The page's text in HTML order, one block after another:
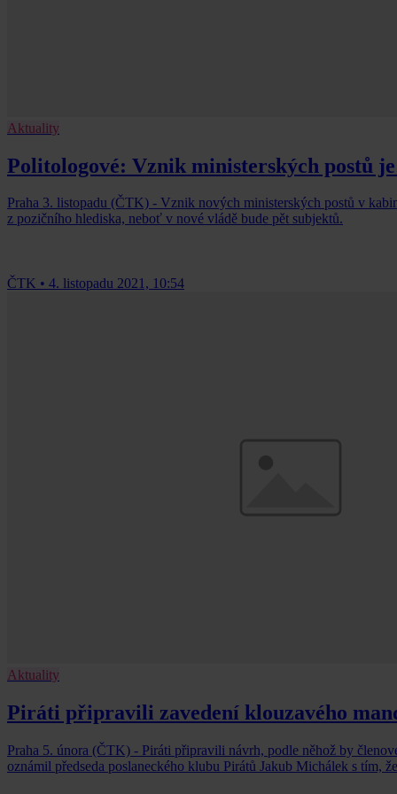
Aktuality
Politologové: Vznik ministerských postů
Praha 3. listopadu (ČTK) - Vznik nových ministerských postů v
z pozičního hlediska, neboť v nové vládě bude pět subjektů.
ČTK • 4. listopadu 2021, 10:54
Aktuality
Piráti připravili zavedení klouzavého
Praha 5. února (ČTK) - Piráti připravili návrh, podle něhož by
oznámil předseda poslaneckého klubu Pirátů Jakub Michálek s tím,